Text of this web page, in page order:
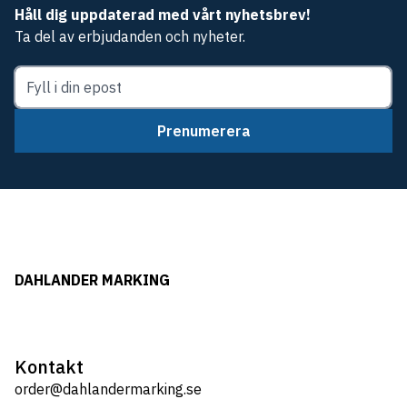
Håll dig uppdaterad med vårt nyhetsbrev!
Ta del av erbjudanden och nyheter.
Prenumerera
DAHLANDER MARKING
Kontakt
order@dahlandermarking.se